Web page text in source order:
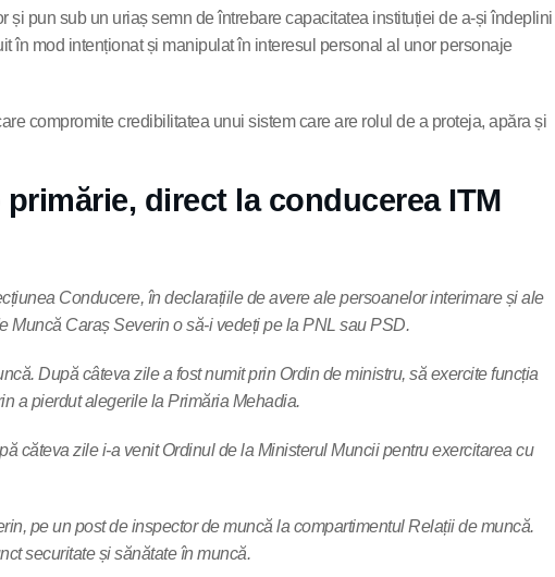
pun sub un uriaș semn de întrebare capacitatea instituției de a-și îndeplini
în mod intenționat și manipulat în interesul personal al unor personaje
compromite credibilitatea unui sistem care are rolul de a proteja, apăra și
direct la conducerea ITM
Conducere, în declarațiile de avere ale persoanelor interimare și ale
Muncă Caraș Severin o să-i vedeți pe la PNL sau PSD.
După câteva zile a fost numit prin Ordin de ministru, să exercite funcția
a pierdut alegerile la Primăria Mehadia.
căteva zile i-a venit Ordinul de la Ministerul Muncii pentru exercitarea cu
pe un post de inspector de muncă la compartimentul Relații de muncă.
securitate și sănătate în muncă.